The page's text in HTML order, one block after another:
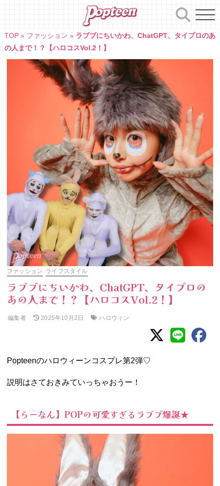
TOP» ファッション » ラブブにちいかわ、ChatGPT、タイプロのあ
の人まで！？【ハロコスVol.2！】
ファッション ライフスタイル
ラブブにちいかわ、ChatGPT、タイプロの
あの人まで！？【ハロコスVol.2！】
編集者 2025年10月2日 ハロウィン
Popteenのハロウィーンコスプレ第2弾♡
説明はさておきみていっちゃおうー！
【らーなん】POPの可愛すぎるラブブ爆誕★